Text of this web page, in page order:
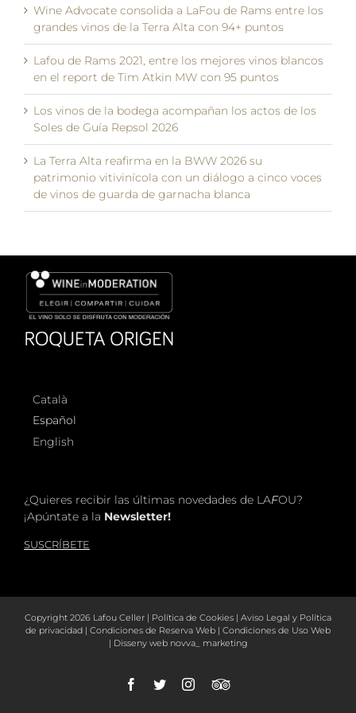
Wine Advocate consolida a LaFou de Rams entre los
grandes vinos de la Terra Alta con 94+ puntos
Lafou de Rams 2021, entre los mejores vinos blancos
en el report de Tim Atkin MW con 95 puntos
Los vinos de la bodega acompañan los actos de los
Soles de Guía Repsol 2026
La Terra Alta reafirma en la BWW 2026 su
patrimonio vitivinícola con un diálogo a cinco voces
de vinos de guarda de garnacha blanca
Català
Español
English
¿Quieres recibir las últimas novedades de LAFOU?
¡Apúntate a la Newsletter!
SUSCRÍBETE
Copyright 2026 Lafou Celler | Política de Cookies | Aviso Legal y Política
de privacidad | Condiciones de Reserva Web | Condiciones de Uso Web
| Disseny web novva_ marketing
Facebook
TwitterInstagram
Tripadvisor